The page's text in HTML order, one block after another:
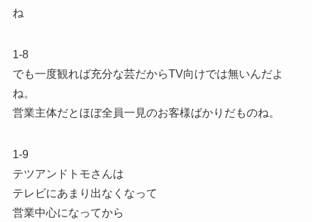
ね
1-8
でも一度観れば充分な芸だからTV向けでは無いんだよ
ね。
営業主体だとほぼ全員一見のお客様ばかりだものね。
1-9
テツアンドトモさんは
テレビにあまり出なくなって
営業中心になってから